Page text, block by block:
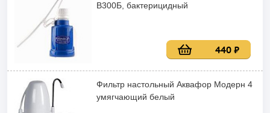
В300Б, бактерицидный
440 ₽
Фильтр настольный Аквафор Модерн 4
умягчающий белый